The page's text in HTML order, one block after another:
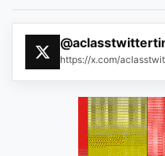
https://x.com/